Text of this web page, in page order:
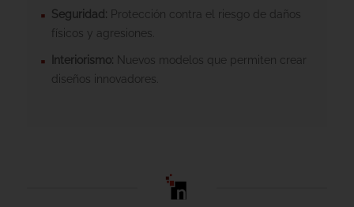
Seguridad: Protección contra el riesgo de daños
físicos y agresiones.
Interiorismo: Nuevos modelos que permiten crear
diseños innovadores.